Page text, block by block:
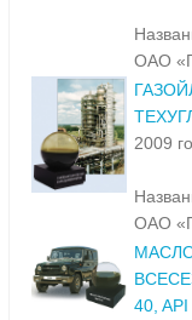
ОАО
2009
ОАО
40,